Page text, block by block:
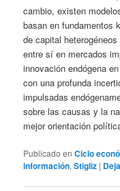
cambio, existen
basan en fundamentos
de capital
entre sí en mercados
innovación endógena
con una profunda
impulsadas
sobre las causas y la
mejor orientación
Publicado en Ciclo
información,Stigliz |